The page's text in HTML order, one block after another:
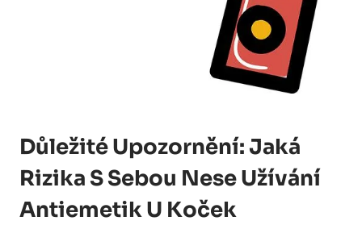
Důležité Upozornění: Jaká
Rizika S Sebou Nese Užívání
Antiemetik U Koček